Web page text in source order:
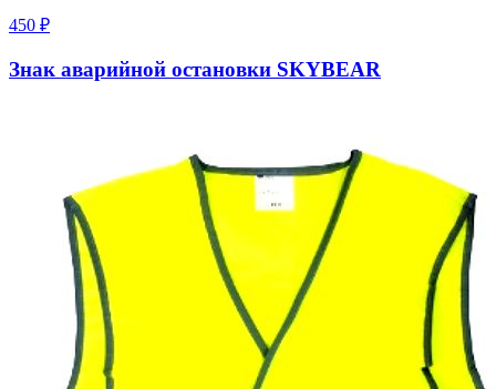
450 ₽
Знак аварийной остановки SKYBEAR